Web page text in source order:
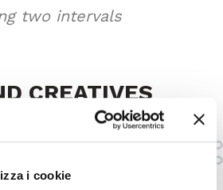
i cookie
two intervals
CREATIVES
(Hungarian State Opera